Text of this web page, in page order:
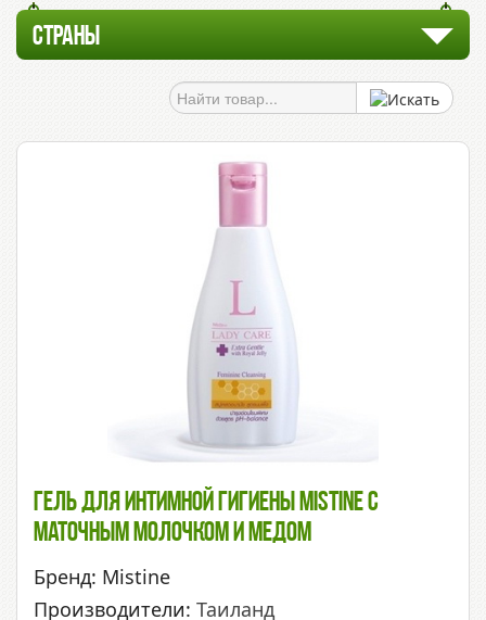
СТРАНЫ
Гель Для Интимной Гигиены Mistine С
Маточным Молочком И Медом
Бренд: Mistine
Производители: Таиланд